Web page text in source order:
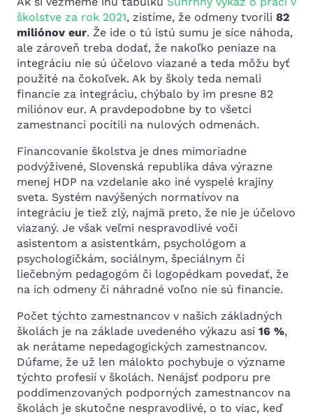
školstve za rok 2021, zistíme, že odmeny tvorili 82
miliónov eur. Že ide o tú istú sumu je síce náhoda,
ale zároveň treba dodať, že nakoľko peniaze na
integráciu nie sú účelovo viazané a teda môžu byť
použité na čokoľvek. Ak by školy teda nemali
financie za integráciu, chýbalo by im presne 82
miliónov eur. A pravdepodobne by to všetci
zamestnanci pocítili na nulových odmenách.
Financovanie školstva je dnes mimoriadne
podvýživené, Slovenská republika dáva výrazne
menej HDP na vzdelanie ako iné vyspelé krajiny
sveta. Systém navýšených normatívov na
integráciu je tiež zlý, najmä preto, že nie je účelovo
viazaný. Je však veľmi nespravodlivé voči
asistentom a asistentkám, psychológom a
psychologičkám, sociálnym, špeciálnym či
liečebným pedagogóm či logopédkam povedať, že
na ich odmeny či náhradné voľno nie sú financie.
Počet týchto zamestnancov v našich základných
školách je na základe uvedeného výkazu asi 16 %,
ak nerátame nepedagogických zamestnancov.
Dúfame, že už len málokto pochybuje o význame
týchto profesií v školách. Nenájsť podporu pre
poddimenzovaných podporných zamestnancov na
školách je skutočne nespravodlivé, o to viac, keď